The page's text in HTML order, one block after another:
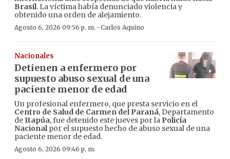
Brasil. La víctima había denunciado violencia y
obtenido una orden de alejamiento.
Agosto 6, 2026 09:56 p. m. · Carlos Aquino
Nacionales
Detienen a enfermero por
supuesto abuso sexual de una
paciente menor de edad
Un profesional enfermero, que presta servicio en el
Centro de Salud de Carmen del Paraná, Departamento
deItapúa, fue detenido este jueves por la Policía
Nacionalpor el supuesto hecho de abuso sexual de una
paciente menor de edad.
Agosto 6, 2026 09:46 p. m.